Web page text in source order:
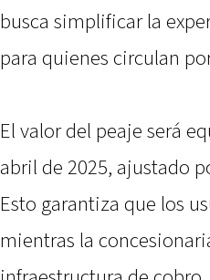
busca simplificar la
para quienes circulan
El valor del peaje será
abril de 2025, ajustado
Esto garantiza que los
mientras la